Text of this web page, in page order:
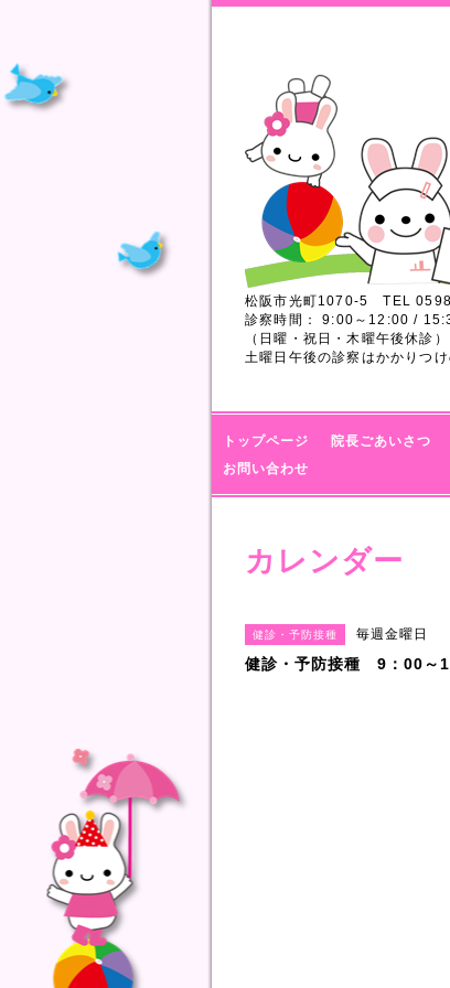
松阪市光町1070-5 TEL
診察時間： 9:00～12:00 /
（日曜・祝日・木曜午後休診）
土曜日午後の診察はかかりつ
トップページ 院長ごあいさつ
お問い合わせ
カレンダー
健診・予防接種 毎週金曜日
健診・予防接種 9：00～